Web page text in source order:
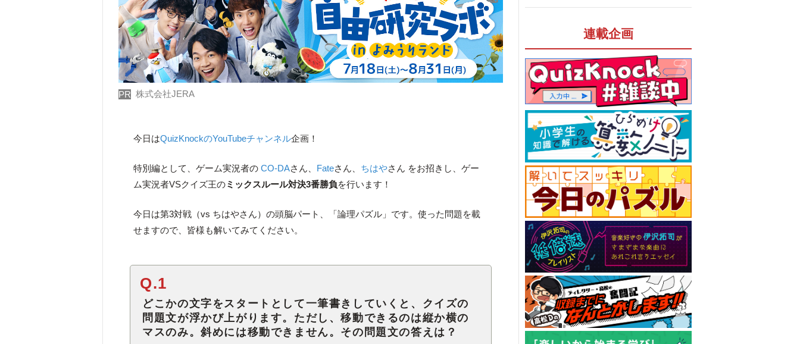
PR 株式会社JERA
今日はQuizKnockのYouTubeチャンネル企画！
特別編として、ゲーム実況者のCO-DAさん、 Fateさん、 ちはやさん をお招きし、ゲー
ム実況者VSクイズ王のミックスルール対決3番勝負を行います！
今日は第3対戦（vs ちはやさん）の頭脳パート、「論理パズル」です。使った問題を載
せますので、皆様も解いてみてください。
Q.1
どこかの文字をスタートとして一筆書きしていくと、クイズの
問題文が浮かび上がります。ただし、移動できるのは縦か横の
マスのみ。斜めには移動できません。その問題文の答えは？
連載企画